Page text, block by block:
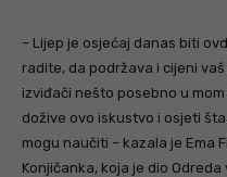
– Lijep je osjećaj danas biti
radite, da podržava i cijeni
izviđači nešto posebno u
dožive ovo iskustvo i osjeti
mogu naučiti – kazala je Ema
Konjičanka, koja je dio Odreda